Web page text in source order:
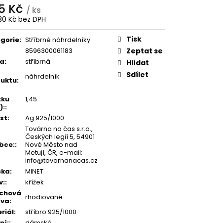
Kč / ks
Kč bez DPH
: Stříbrné náhrdelníky
8596300061183
:
stříbrná
:
náhrdelník
:
1,45
: Ag 925/1000
:
Továrna na čas s.r.o.,
Českých legií 5, 54901
Nové Město nad
Metují, ČR, e-mail:
info@tovarnanacas.cz
:
MINET
:
křížek
:
rhodiované
:
stříbro 925/1000
Tisk
Zeptat se
Hlídat
Sdílet